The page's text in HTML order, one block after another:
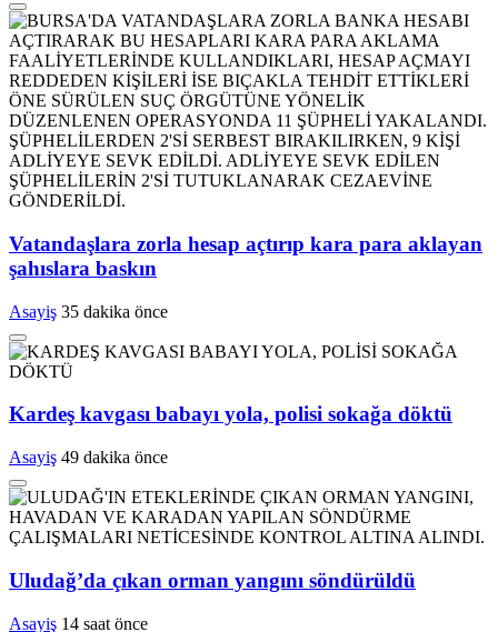
Vatandaşlara zorla hesap açtırıp kara para aklayan
şahıslara baskın
Asayiş 35 dakika önce
Kardeş kavgası babayı yola, polisi sokağa döktü
Asayiş 49 dakika önce
Uludağ’da çıkan orman yangını söndürüldü
Asayiş 14 saat önce